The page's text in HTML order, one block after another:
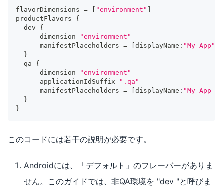
flavorDimensions = "environment"
productFlavors {
  dev
{
      dimension
"environment"
      manifestPlaceholders
= displayName : "My App"
}
  qa
{
      dimension
"environment"
      applicationIdSuffix
".qa"
      manifestPlaceholders
= displayName : "My App -
}
}
このコードには若干の説明が必要です。
Androidには、「デフォルト」のフレーバーがありま
せん。このガイドでは、非QA環境を "dev "と呼びま